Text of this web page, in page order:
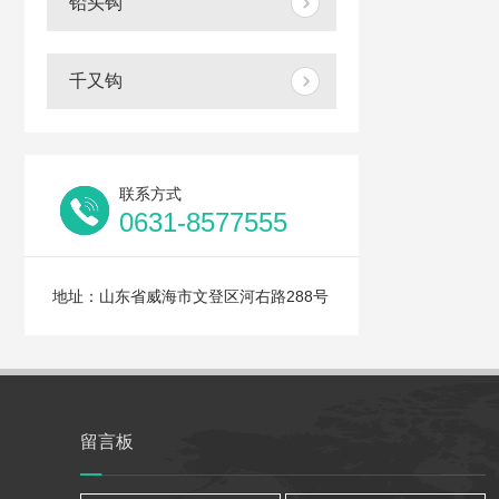
千又钩
联系方式
0631-8577555
地址：山东省威海市文登区河右路288号
留言板